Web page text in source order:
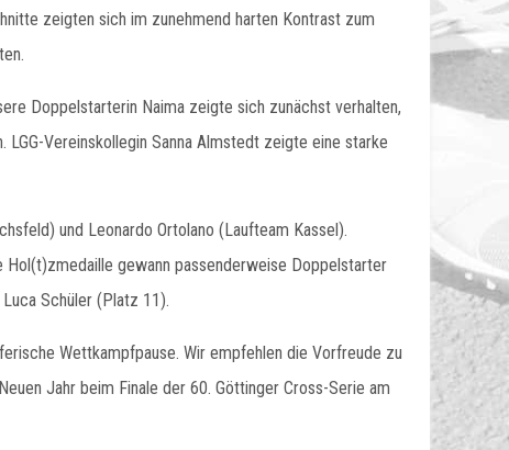
zeigten sich im zunehmend harten Kontrast zum
Doppelstarterin Naima zeigte sich zunächst verhalten,
Vereinskollegin Sanna Almstedt zeigte eine starke
und Leonardo Ortolano (Laufteam Kassel).
gewann passenderweise Doppelstarter
Schüler (Platz 11).
Wettkampfpause. Wir empfehlen die Vorfreude zu
Jahr beim Finale der 60. Göttinger Cross-Serie am